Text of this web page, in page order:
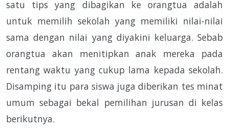
satu tips yang dibagikan ke orangtua adalah
untuk memilih sekolah yang memiliki nilai-nilai
sama dengan nilai yang diyakini keluarga. Sebab
orangtua akan menitipkan anak mereka pada
rentang waktu yang cukup lama kepada sekolah.
Disamping itu para siswa juga diberikan tes minat
umum sebagai bekal pemilihan jurusan di kelas
berikutnya.